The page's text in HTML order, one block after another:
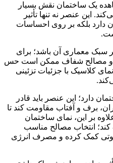
یک ساختمان نقش بسیار
این عنصر نه تنها تأثیر
دارد بلکه بر روی احساسات
سبک معماری آن باشد؛ برای
و مصالح شفاف ممکن است حس
کلاسیک با جزئیات تزئینی
دارد؛ این عنصر باید قادر
برف و آفتاب مقاومت کند تا
بر این، نمای ساختمان
انتخاب مصالح مناسب
کمک کرده و مصرف انرژی